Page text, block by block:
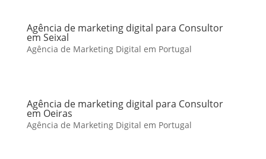
Agência de marketing digital para Consultor
em Seixal
Agência de Marketing Digital em Portugal
Agência de marketing digital para Consultor
em Oeiras
Agência de Marketing Digital em Portugal